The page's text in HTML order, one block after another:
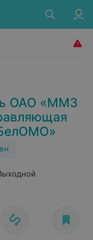
ОАО «ММЗ